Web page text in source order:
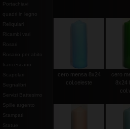
Portachiavi
quadri in legno
Reliquiari
Ricambi vari
Rosari
Rosario per abito
francescano
Scapolari
Segnalibri
Servizi Battesimo
Spille argento
Stampati
Statue
cero mensa 8x24
col.celeste
cero
8x24